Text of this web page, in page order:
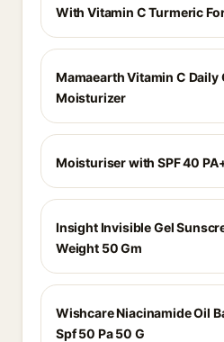
With Vitamin C Turmeric
Mamaearth Vitamin C Daily
Moisturizer
Moisturiser with SPF 40
Insight Invisible Gel
Weight 50 Gm
Wishcare Niacinamide Oil
Spf 50 Pa 50 G